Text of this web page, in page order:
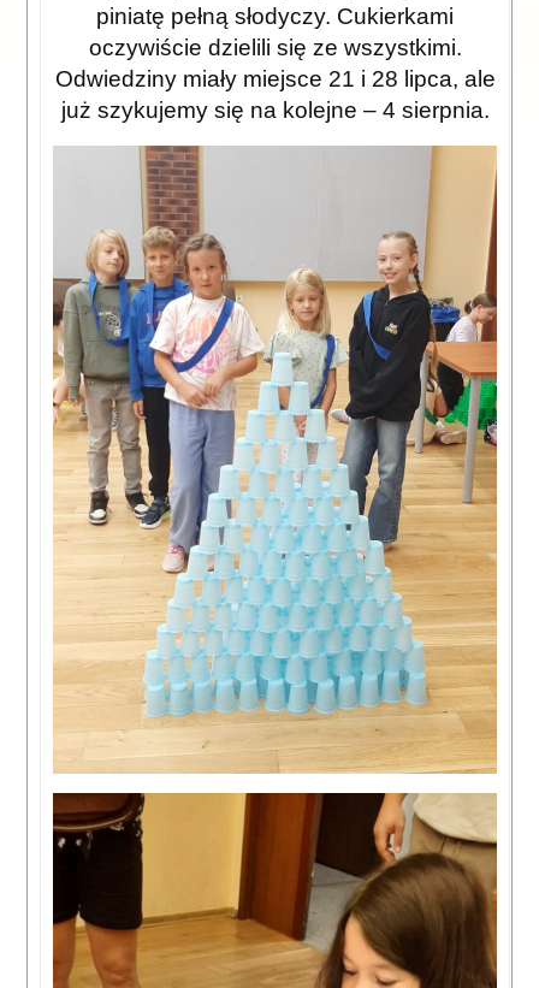
piniatę pełną słodyczy. Cukierkami
oczywiście dzielili się ze wszystkimi.
Odwiedziny miały miejsce 21 i 28 lipca, ale
już szykujemy się na kolejne – 4 sierpnia.